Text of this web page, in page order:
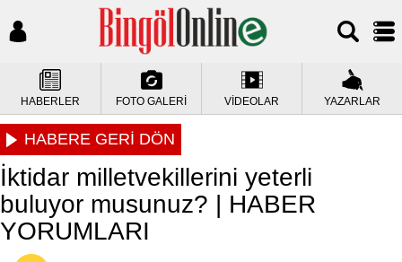
HABERLER FOTO GALERİ VİDEOLAR YAZARLAR
HABERE GERİ DÖN
İktidar milletvekillerini yeterli
buluyor musunuz? | HABER
YORUMLARI